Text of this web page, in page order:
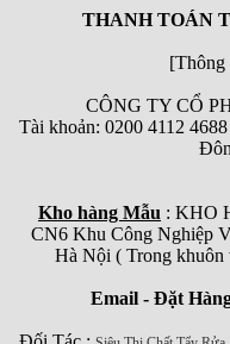
THANH TOÁN
[Thông
CÔNG TY CỔ
Tài khoản: 0200 4112
Kho hàng Mẫu : KHO
CN6 Khu Công Nghiệp
Hà Nội ( Trong khuôn
Email - Đặt